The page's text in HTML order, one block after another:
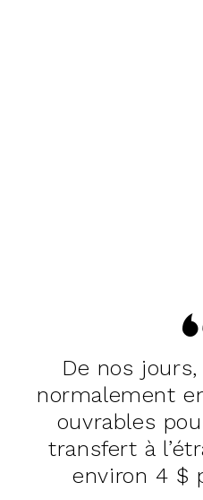
De nos
normalement
ouvrables
transfert à
environ 4 $